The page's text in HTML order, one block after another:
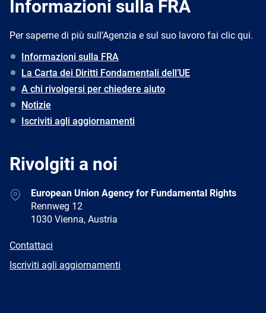
Informazioni sulla FRA
Per saperne di più sull’Agenzia e sul suo lavoro fai clic qui.
Informazioni sulla FRA
La Carta dei Diritti Fondamentali dell’UE
A chi rivolgersi per chiedere aiuto
Notizie
Iscriviti agli aggiornamenti
Rivolgiti a noi
AddressEuropean Union Agency for Fundamental Rights
Rennweg 12
1030 Vienna, Austria
E-
Contattaci
Newsletter
Iscriviti agli aggiornamenti